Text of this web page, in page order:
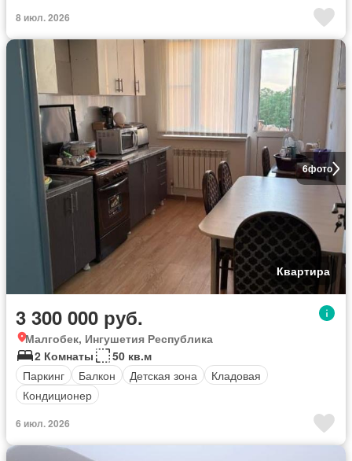
8 июл. 2026
6фото
Квартира
3 300 000 руб.
Малгобек, Ингушетия Республика
2 Комнаты
50 кв.м
Паркинг
Балкон Детская зона
Кладовая
Кондиционер
6 июл. 2026